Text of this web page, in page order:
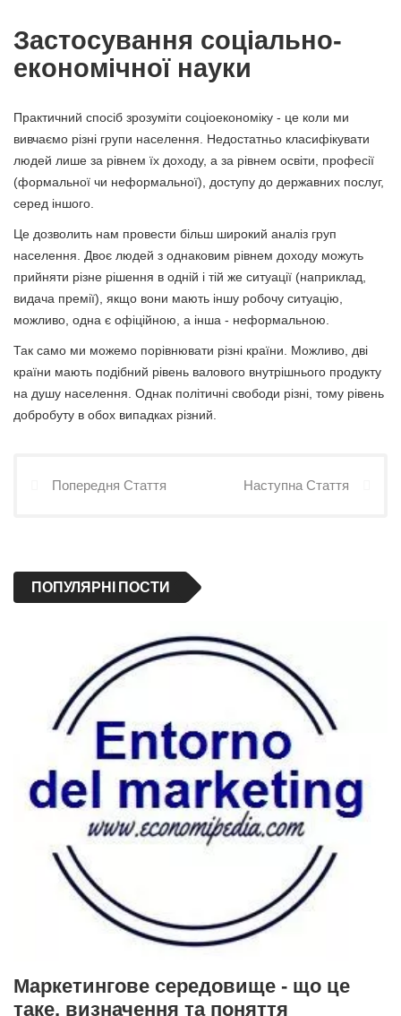
Застосування соціально-
економічної науки
Практичний спосіб зрозуміти соціоекономіку - це коли ми
вивчаємо різні групи населення. Недостатньо класифікувати
людей лише за рівнем їх доходу, а за рівнем освіти, професії
(формальної чи неформальної), доступу до державних послуг,
серед іншого.
Це дозволить нам провести більш широкий аналіз груп
населення. Двоє людей з однаковим рівнем доходу можуть
прийняти різне рішення в одній і тій же ситуації (наприклад,
видача премії), якщо вони мають іншу робочу ситуацію,
можливо, одна є офіційною, а інша - неформальною.
Так само ми можемо порівнювати різні країни. Можливо, дві
країни мають подібний рівень валового внутрішнього продукту
на душу населення. Однак політичні свободи різні, тому рівень
добробуту в обох випадках різний.
Попередня Стаття Наступна Стаття
ПОПУЛЯРНІ ПОСТИ
Маркетингове середовище - що це
таке, визначення та поняття